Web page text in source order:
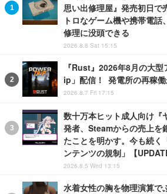
思い出修理屋』発売初日で
トロなゲーム機や携帯電話
修理に没頭できる
2026.8.8 Sat 15:15
『Rust』2026年8月の大
ip」配信！ 発電所の再稼働
2026.8.7 Fri 17:15
数十万本ヒット成人向け『
発者、Steamからの売上を
たことを明かす。今も続く
ンテンツの規制」【
2026.8.5 Wed 13:15
水着女性の胸を物理演算で